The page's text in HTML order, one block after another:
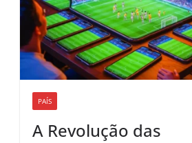
PAÍS
A Revolução das